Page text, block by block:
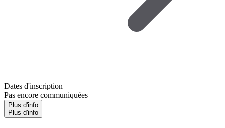
Dates d'inscription
Pas encore communiquées
Plus d'info
Plus d'info